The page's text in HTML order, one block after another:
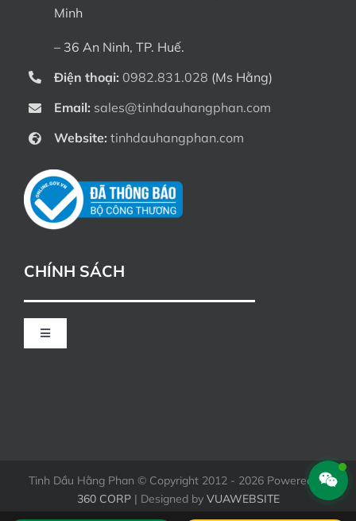
Minh
– 36 An Ninh, TP. Huế.
Điện thoại: 0982.831.028 (Ms Hằng)
Email: sales@tinhdauhangphan.com
Website: tinhdauhangphan.com
CHÍNH SÁCH
Toggle
Tinh Dầu Hằng Phan © Copyright 2012 - 2026 Powered by
360 CORP| Designed by VUAWEBSITE